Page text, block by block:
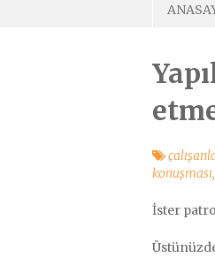
konuşması,
İster